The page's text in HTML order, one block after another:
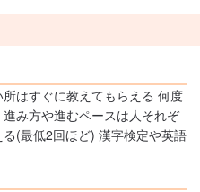
はすぐに教えてもらえる 何度
み方や進むペースは人それぞ
(最低2回ほど) 漢字検定や英語